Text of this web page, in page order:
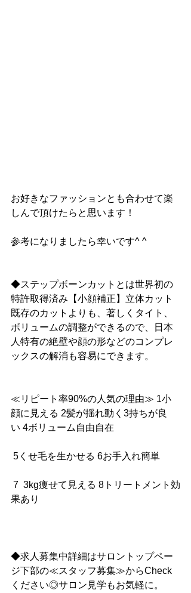
お好きなファッションとも合わせて楽
しんで頂けたらと思います！
参考になりましたら幸いです^ ^
◆ステップボーンカットとは世界初の
特許取得済み【小顔補正】立体カット
既存のカットよりも、著しくタイト、
ボリュームの調整ができるので、日本
人特有の絶壁や顔の形などのコンプレ
ックスの解消も容易にできます。
≪リピート率90%の人気の理由≫ 1小
顔に見える 2髪が揺れ動く3持ちが良
い 4ボリューム自由自在
5くせ毛を生かせる 6お手入れ簡単
7  3kg痩せて見える 8トリートメント効
果あり
◆求人募集中詳細はサロントップペー
ジ下部の≪スタッフ募集≫からCheck
ください◎サロン見学もお気軽に。